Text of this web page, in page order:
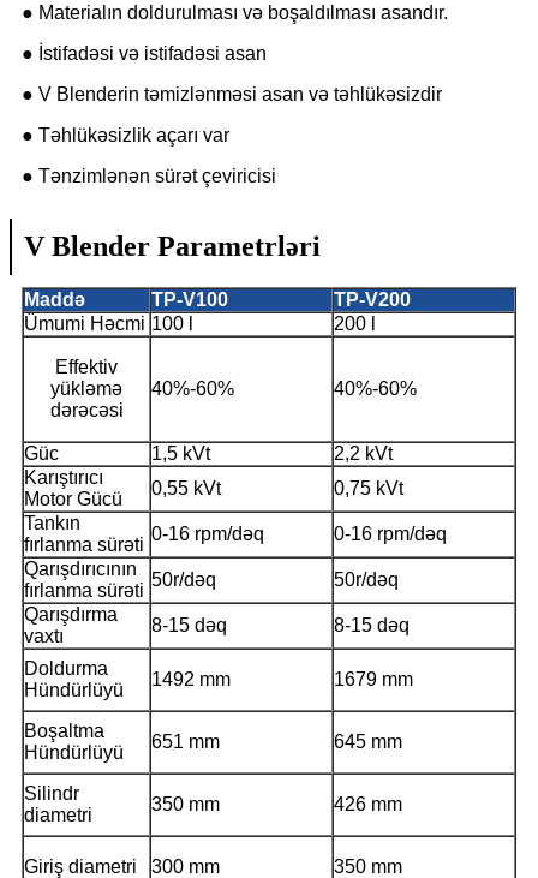
● Materialın doldurulması və boşaldılması asandır.
● İstifadəsi və istifadəsi asan
● V Blenderin təmizlənməsi asan və təhlükəsizdir
● Təhlükəsizlik açarı var
● Tənzimlənən sürət çeviricisi
V Blender Parametrləri
Maddə TP-V100
TP-V200
Ümumi Həcmi 100 l 200 l
Effektiv
yükləmə
dərəcəsi
40%-60% 40%-60%
Güc 1,5 kVt
2,2 kVt
Karıştırıcı
Motor Gücü
0,55 kVt
0,75 kVt
Tankın
fırlanma sürəti
0-16 rpm/dəq
0-16 rpm/dəq
Qarışdırıcının
fırlanma sürəti
50r/dəq
50r/dəq
Qarışdırma
vaxtı
8-15 dəq 8-15 dəq
Doldurma
Hündürlüyü
1492 mm 1679 mm
Boşaltma
Hündürlüyü
651 mm 645 mm
Silindr
diametri
350 mm 426 mm
Giriş diametri 300 mm 350 mm